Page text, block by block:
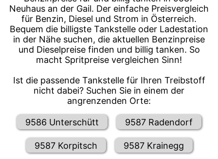
Neuhaus an der Gail. Der einfache Preisvergleich
für Benzin, Diesel und Strom in Österreich.
Bequem die billigste Tankstelle oder Ladestation
in der Nähe suchen, die aktuellen Benzinpreise
und Dieselpreise finden und billig tanken. So
macht Spritpreise vergleichen Sinn!
Ist die passende Tankstelle für Ihren Treibstoff
nicht dabei? Suchen Sie in einem der
angrenzenden Orte:
9586 Unterschütt 9587 Radendorf
9587 Korpitsch 9587 Krainegg